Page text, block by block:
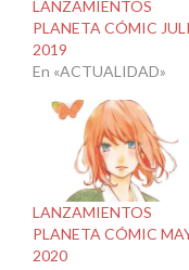
LANZAMIENTOS
PLANETA CÓMIC
2019
En «ACTUALIDAD»
LANZAMIENTOS
PLANETA CÓMIC
2020